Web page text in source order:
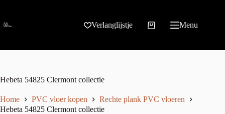
Verlanglijstje Menu
Hebeta 54825 Clermont collectie
Home PVC vloer kopen
Rechte plank PVC vloeren
Hebeta 54825 Clermont collectie